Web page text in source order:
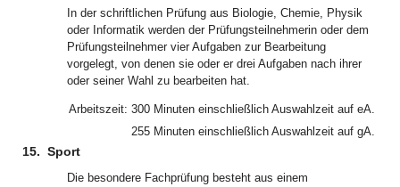
In der schriftlichen Prüfung aus Biologie, Chemie, Physik
oder Informatik werden der Prüfungsteilnehmerin oder dem
Prüfungsteilnehmer vier Aufgaben zur Bearbeitung
vorgelegt, von denen sie oder er drei Aufgaben nach ihrer
oder seiner Wahl zu bearbeiten hat.
Arbeitszeit: 300 Minuten einschließlich Auswahlzeit auf eA.
255 Minuten einschließlich Auswahlzeit auf gA.
15. Sport
Die besondere Fachprüfung besteht aus einem